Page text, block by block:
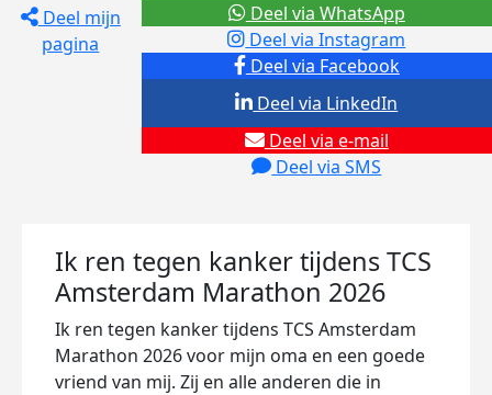
Deel mijn
pagina
Deel via Facebook
Deel via Instagram
Deel via e-mail
Deel via SMS
Deel via LinkedIn
Deel via WhatsApp
Ik ren tegen kanker tijdens TCS
Amsterdam Marathon 2026
Ik ren tegen kanker tijdens TCS Amsterdam
Marathon 2026 voor mijn oma en een goede
vriend van mij. Zij en alle anderen die in